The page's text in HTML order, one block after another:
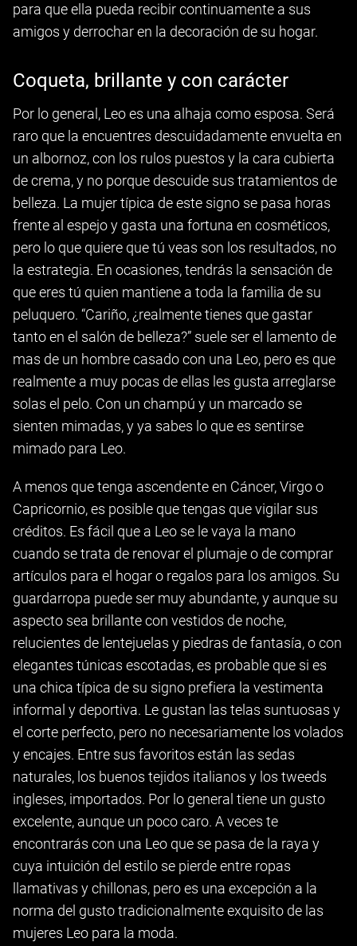
para que ella pueda recibir continuamente a sus
amigos y derrochar en la decoración de su hogar.
Coqueta, brillante y con carácter
Por lo general, Leo es una alhaja como esposa. Será
raro que la encuentres descuidadamente envuelta en
un albornoz, con los rulos puestos y la cara cubierta
de crema, y no porque descuide sus tratamientos de
belleza. La mujer típica de este signo se pasa horas
frente al espejo y gasta una fortuna en cosméticos,
pero lo que quiere que tú veas son los resultados, no
la estrategia. En ocasiones, tendrás la sensación de
que eres tú quien mantiene a toda la familia de su
peluquero. “Cariño, ¿realmente tienes que gastar
tanto en el salón de belleza?” suele ser el lamento de
mas de un hombre casado con una Leo, pero es que
realmente a muy pocas de ellas les gusta arreglarse
solas el pelo. Con un champú y un marcado se
sienten mimadas, y ya sabes lo que es sentirse
mimado para Leo.
A menos que tenga ascendente en Cáncer, Virgo o
Capricornio, es posible que tengas que vigilar sus
créditos. Es fácil que a Leo se le vaya la mano
cuando se trata de renovar el plumaje o de comprar
artículos para el hogar o regalos para los amigos. Su
guardarropa puede ser muy abundante, y aunque su
aspecto sea brillante con vestidos de noche,
relucientes de lentejuelas y piedras de fantasía, o con
elegantes túnicas escotadas, es probable que si es
una chica típica de su signo prefiera la vestimenta
informal y deportiva. Le gustan las telas suntuosas y
el corte perfecto, pero no necesariamente los volados
y encajes. Entre sus favoritos están las sedas
naturales, los buenos tejidos italianos y los tweeds
ingleses, importados. Por lo general tiene un gusto
excelente, aunque un poco caro. A veces te
encontrarás con una Leo que se pasa de la raya y
cuya intuición del estilo se pierde entre ropas
llamativas y chillonas, pero es una excepción a la
norma del gusto tradicionalmente exquisito de las
mujeres Leo para la moda.